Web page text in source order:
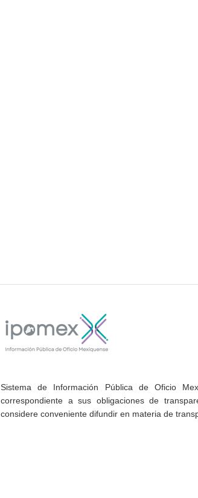
Sistema de Información Pública de Oficio
correspondiente a sus obligaciones de
considere conveniente difundir en materia de